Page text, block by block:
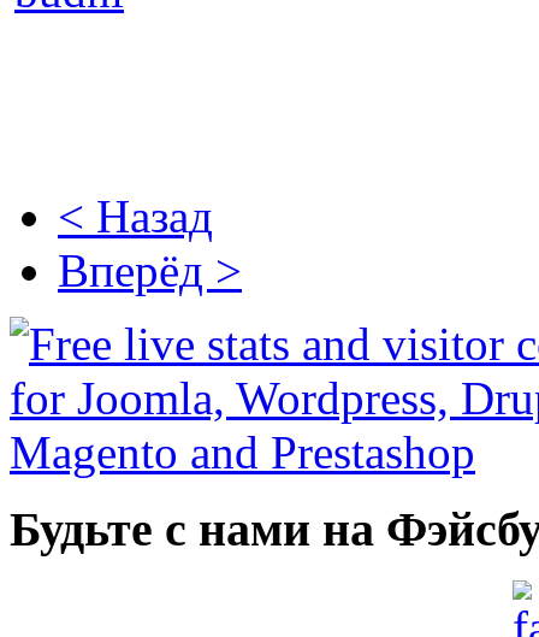
< Назад
Вперёд >
Будьте с нами на